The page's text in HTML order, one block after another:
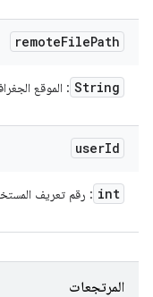
remoteFilePath
String : الموقع
userId
int : رقم تعريف
المرتجعات